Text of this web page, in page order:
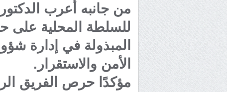
من جانبه أعرب
للسلطة المحلية على
المبذولة في إدارة
الأمن والاستقرار.
مؤكدًا حرص الفريق